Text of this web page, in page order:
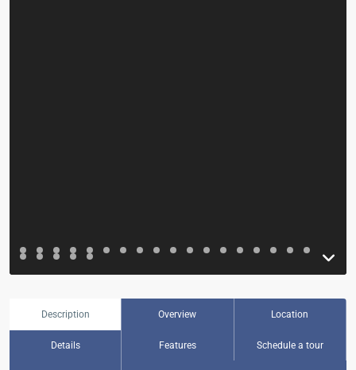
Description Overview Location
Details Features Schedule a tour